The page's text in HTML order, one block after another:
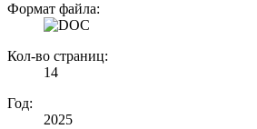
Формат файла:
Кол-во страниц:
14
Год:
2025